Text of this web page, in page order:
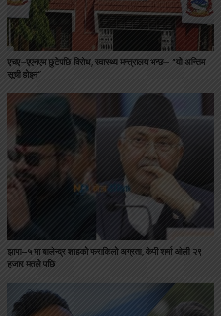
एचए–एएनएम छुटेपछि विरोध, स्वास्थ्य मन्त्रालय भन्छ– “यो अन्तिम
सूची होइन”
झापा–५ मा बालेन्द्र शाहको फराकिलो अग्रता, केपी शर्मा ओली २९
हजार मतले पछि